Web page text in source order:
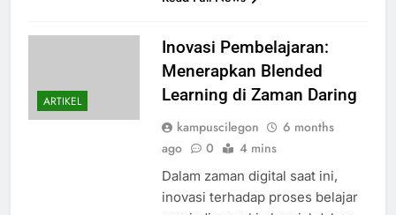
ARTIKEL
Inovasi Pembelajaran:
Menerapkan Blended
Learning di Zaman Daring
kampuscilegon
6 months
ago
0 4 mins
Dalam zaman digital saat ini,
inovasi terhadap proses belajar